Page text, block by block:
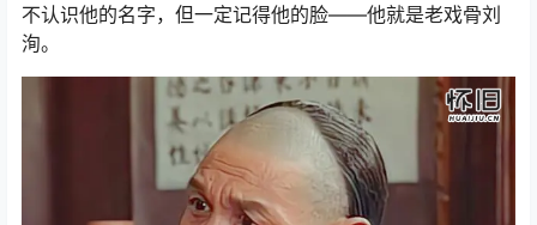
不认识他的名字，但一定记得他的脸——他就是老戏骨刘
洵。